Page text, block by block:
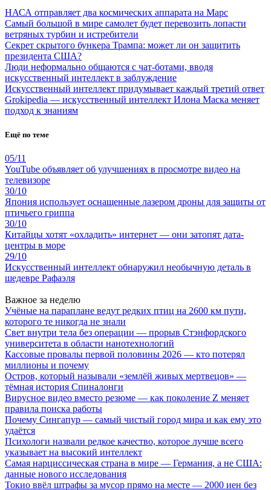
НАСА отправляет два космических аппарата на Марс
Самый большой в мире самолет будет перевозить лопасти
ветряных турбин и истребители
Секрет скрытого бункера Трампа: может ли он защитить
президента США?
Люди неформально общаются с чат-ботами, вводя
искусственный интеллект в заблуждение
Искусственный интеллект придумывает каждый третий ответ
Grokipedia — искусственный интеллект Илона Маска меняет
подход к знаниям
Ещё по теме
05/11
YouTube объявляет об улучшениях в просмотре видео на
телевизоре
30/10
Япония использует оснащенные лазером дроны для защиты от
птичьего гриппа
30/10
Китайцы хотят «охладить» интернет — они затопят дата-
центры в море
29/10
Искусственный интеллект обнаружил необычную деталь в
шедевре Рафаэля
Важное за неделю
Учёные на параплане ведут редких птиц на 2600 км пути,
которого те никогда не знали
Свет внутри тела без операции — прорыв Стэнфордского
университета в области нанотехнологий
Кассовые провалы первой половины 2026 — кто потерял
миллионы и почему
Остров, который называли «землёй живых мертвецов» —
тёмная история Спиналонги
Вирусное видео вместо резюме — как поколение Z меняет
правила поиска работы
Почему Сингапур — самый чистый город мира и как ему это
удаётся
Психологи назвали редкое качество, которое лучше всего
указывает на высокий интеллект
Самая нарциссическая страна в мире — Германия, а не США:
данные нового исследования
Токио ввёл штрафы за мусор прямо на месте — 2000 иен без